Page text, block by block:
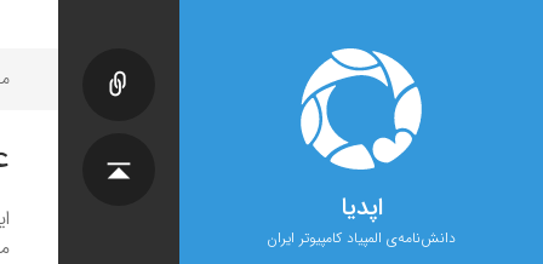
اپدیا
دانش‌نامه‌ی المپیاد کامپیوتر ایران